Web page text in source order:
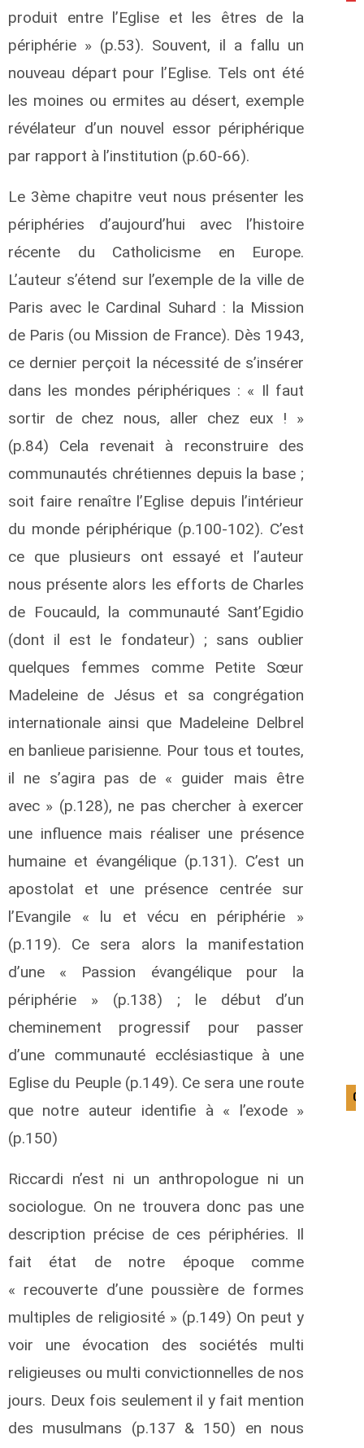
produit entre l’Eglise et les êtres de la
périphérie » (p.53). Souvent, il a fallu un
nouveau départ pour l’Eglise. Tels ont été
les moines ou ermites au désert, exemple
révélateur d’un nouvel essor périphérique
par rapport à l’institution (p.60-66).
Le 3ème chapitre veut nous présenter les
périphéries d’aujourd’hui avec l’histoire
récente du Catholicisme en Europe.
L’auteur s’étend sur l’exemple de la ville de
Paris avec le Cardinal Suhard : la Mission
de Paris (ou Mission de France). Dès 1943,
ce dernier perçoit la nécessité de s’insérer
dans les mondes périphériques : « Il faut
sortir de chez nous, aller chez eux ! »
(p.84) Cela revenait à reconstruire des
communautés chrétiennes depuis la base ;
soit faire renaître l’Eglise depuis l’intérieur
du monde périphérique (p.100-102). C’est
ce que plusieurs ont essayé et l’auteur
nous présente alors les efforts de Charles
de Foucauld, la communauté Sant’Egidio
(dont il est le fondateur) ; sans oublier
quelques femmes comme Petite Sœur
Madeleine de Jésus et sa congrégation
internationale ainsi que Madeleine Delbrel
en banlieue parisienne. Pour tous et toutes,
il ne s’agira pas de « guider mais être
avec » (p.128), ne pas chercher à exercer
une influence mais réaliser une présence
humaine et évangélique (p.131). C’est un
apostolat et une présence centrée sur
l’Evangile « lu et vécu en périphérie »
(p.119). Ce sera alors la manifestation
d’une « Passion évangélique pour la
périphérie » (p.138) ; le début d’un
cheminement progressif pour passer
d’une communauté ecclésiastique à une
Eglise du Peuple (p.149). Ce sera une route
que notre auteur identifie à « l’exode »
(p.150)
Riccardi n’est ni un anthropologue ni un
sociologue. On ne trouvera donc pas une
description précise de ces périphéries. Il
fait état de notre époque comme
« recouverte d’une poussière de formes
multiples de religiosité » (p.149) On peut y
voir une évocation des sociétés multi
religieuses ou multi convictionnelles de nos
jours. Deux fois seulement il y fait mention
des musulmans (p.137 & 150) en nous